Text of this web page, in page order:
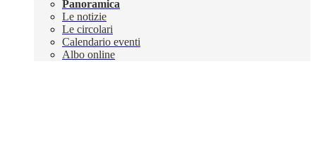
Panoramica
Le notizie
Le circolari
Calendario eventi
Albo online